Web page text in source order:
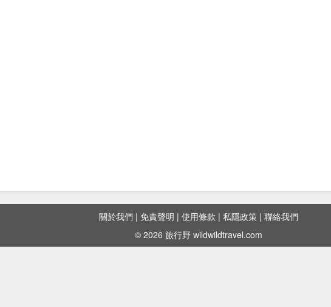
關於我們 | 免責聲明 | 使用條款 | 私隱政策 | 聯絡我們
© 2026 旅行野 wildwildtravel.com